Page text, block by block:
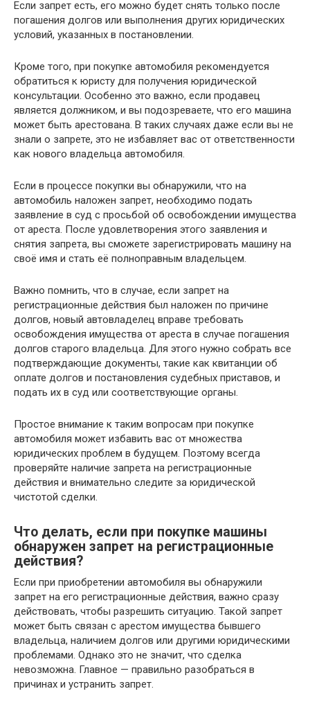
Если запрет есть, его можно будет снять только после
погашения долгов или выполнения других юридических
условий, указанных в постановлении.
Кроме того, при покупке автомобиля рекомендуется
обратиться к юристу для получения юридической
консультации. Особенно это важно, если продавец
является должником, и вы подозреваете, что его машина
может быть арестована. В таких случаях даже если вы не
знали о запрете, это не избавляет вас от ответственности
как нового владельца автомобиля.
Если в процессе покупки вы обнаружили, что на
автомобиль наложен запрет, необходимо подать
заявление в суд с просьбой об освобождении имущества
от ареста. После удовлетворения этого заявления и
снятия запрета, вы сможете зарегистрировать машину на
своё имя и стать её полноправным владельцем.
Важно помнить, что в случае, если запрет на
регистрационные действия был наложен по причине
долгов, новый автовладелец вправе требовать
освобождения имущества от ареста в случае погашения
долгов старого владельца. Для этого нужно собрать все
подтверждающие документы, такие как квитанции об
оплате долгов и постановления судебных приставов, и
подать их в суд или соответствующие органы.
Простое внимание к таким вопросам при покупке
автомобиля может избавить вас от множества
юридических проблем в будущем. Поэтому всегда
проверяйте наличие запрета на регистрационные
действия и внимательно следите за юридической
чистотой сделки.
Что делать, если при покупке машины
обнаружен запрет на регистрационные
действия?
Если при приобретении автомобиля вы обнаружили
запрет на его регистрационные действия, важно сразу
действовать, чтобы разрешить ситуацию. Такой запрет
может быть связан с арестом имущества бывшего
владельца, наличием долгов или другими юридическими
проблемами. Однако это не значит, что сделка
невозможна. Главное — правильно разобраться в
причинах и устранить запрет.